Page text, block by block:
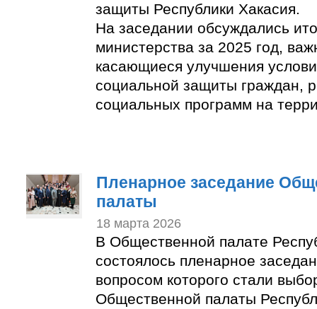
защиты Республики Хакасия.
На заседании обсуждались
министерства за 2025 год,
касающиеся улучшения
социальной защиты граждан,
социальных программ на
Пленарное заседание
палаты
18 марта 2026
В Общественной палате
состоялось пленарное
вопросом которого стали
Общественной палаты